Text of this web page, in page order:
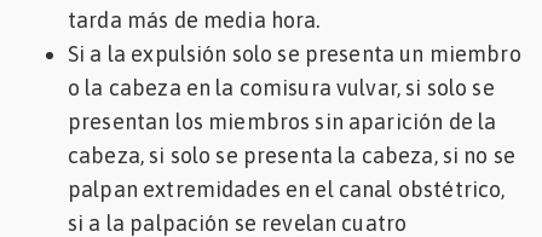
tarda más de media hora.
Si a la expulsión solo se presenta un miembro
o la cabeza en la comisura vulvar, si solo se
presentan los miembros sin aparición de la
cabeza, si solo se presenta la cabeza, si no se
palpan extremidades en el canal obstétrico,
si a la palpación se revelan cuatro